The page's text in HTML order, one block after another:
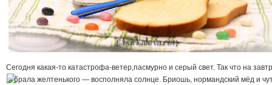
Сегодня какая-то катастрофа-ветер,пасмурно и серый свет. Так что на
брала желтенького — восполняла солнце. Бриошь, нормандский мёд и